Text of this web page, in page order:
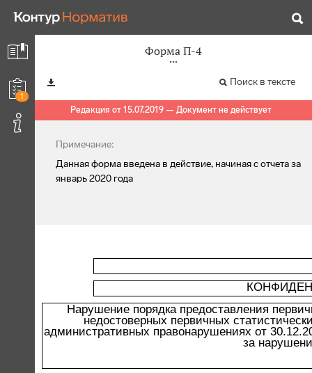
1
Форма П-4
Поиск в тексте
Редакция от 15.07.2019 — Документ не действует
Примечание:
Данная форма введена в действие, начиная с отчета за
январь 2020 года
Нарушение порядка предоставления
недостоверных первичных
административных правонарушениях от
за